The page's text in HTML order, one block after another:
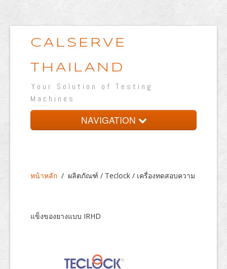
CALSERVE
THAILAND
Your Solution of Testing
Machines
NAVIGATION
ผลิตภัณฑ์
เวปแสดงผลงาน
English
หน้าหลัก / ผลิตภัณฑ์ / Teclock / เครื่องทดสอบความ
แข็งของยางแบบ IRHD